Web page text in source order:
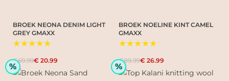
BROEK NEONA DENIM LIGHT
GREY GMAXX
★★★★★
€69.99€ 20.99
BROEK NOELINE KINT CAMEL
GMAXX
★★★★★
€89.99€ 26.99
% %